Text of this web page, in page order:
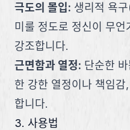
극도의 몰입: 생리적 욕
미룰 정도로 정신이 무
강조합니다.
근면함과 열정: 단순한
한 강한 열정이나 책임
합니다.
3. 사용법